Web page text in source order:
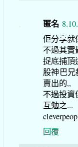
匿名
佢分享就
不過其實
捉底捕頂
股神巴
賣出的,,
不過投資
互勉之...
回覆